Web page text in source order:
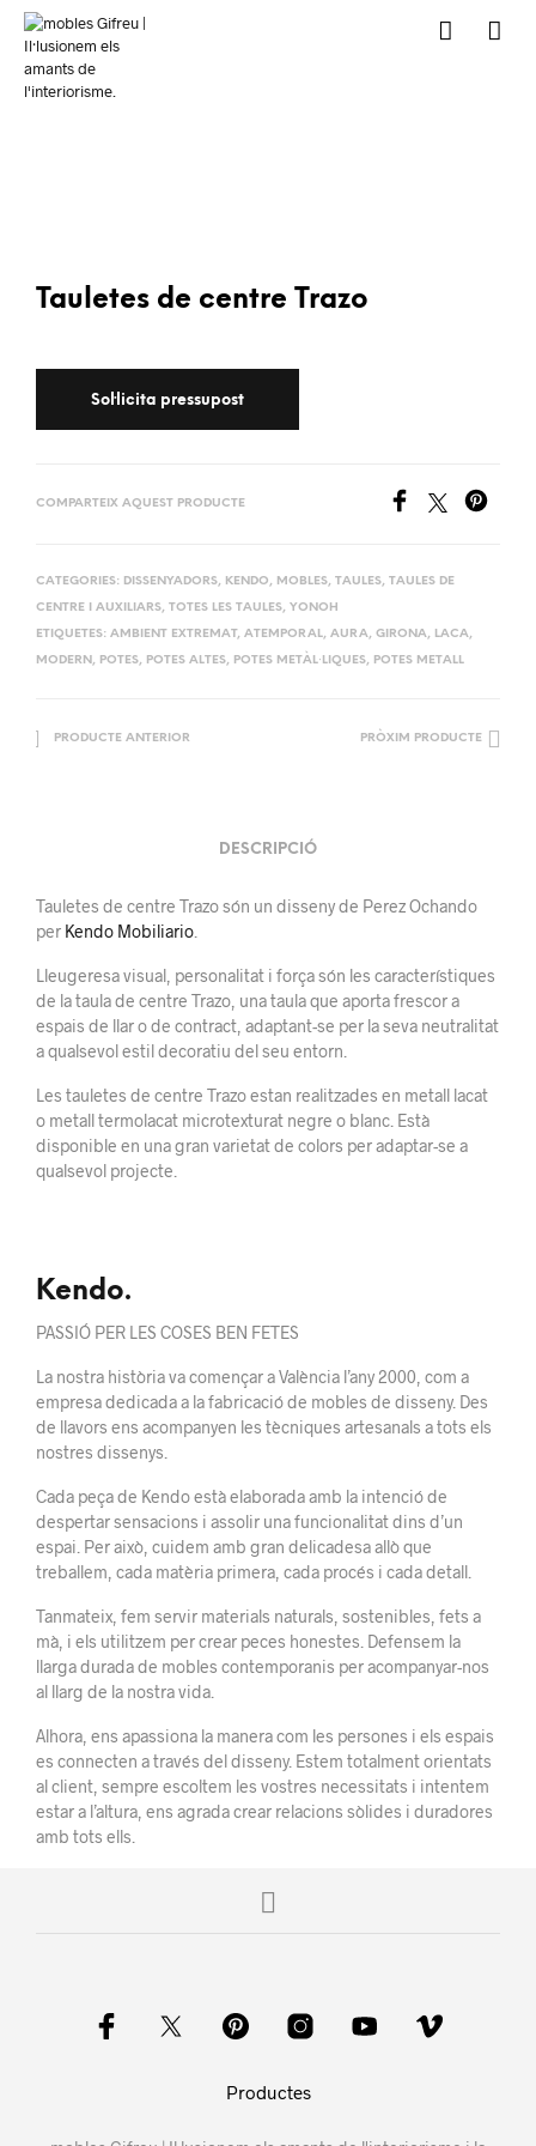
Tauletes de centre Trazo
COMPARTEIX AQUEST PRODUCTE
CATEGORIES: DISSENYADORS, KENDO, MOBLES, TAULES, TAULES DE
CENTRE I AUXILIARS, TOTES LES TAULES, YONOH
ETIQUETES: AMBIENT EXTREMAT, ATEMPORAL, AURA, GIRONA, LACA,
MODERN , POTES, POTES ALTES, POTES METÀL·LIQUES, POTES METALL
PRODUCTE ANTERIOR PRÒXIM PRODUCTE
DESCRIPCIÓ
Tauletes de centre Trazo són un disseny de Perez Ochando
per Kendo Mobiliario
Lleugeresa visual, personalitat i força són les característiques
de la taula de centre Trazo, una taula que aporta frescor a
espais de llar o de contract, adaptant-se per la seva neutralitat
a qualsevol estil decoratiu del seu entorn.
Les tauletes de centre Trazo estan realitzades en metall lacat
o metall termolacat microtexturat negre o blanc. Està
disponible en una gran varietat de colors per adaptar-se a
qualsevol projecte.
Kendo.
PASSIÓ PER LES COSES BEN FETES
La nostra història va començar a València l’any 2000, com a
empresa dedicada a la fabricació de mobles de disseny. Des
de llavors ens acompanyen les tècniques artesanals a tots els
nostres dissenys.
Cada peça de Kendo està elaborada amb la intenció de
despertar sensacions i assolir una funcionalitat dins d’un
espai. Per això, cuidem amb gran delicadesa allò que
treballem, cada matèria primera, cada procés i cada detall.
Tanmateix, fem servir materials naturals, sostenibles, fets a
mà, i els utilitzem per crear peces honestes. Defensem la
llarga durada de mobles contemporanis per acompanyar-nos
al llarg de la nostra vida.
Alhora, ens apassiona la manera com les persones i els espais
es connecten a través del disseny. Estem totalment orientats
al client, sempre escoltem les vostres necessitats i intentem
estar a l’altura, ens agrada crear relacions sòlides i duradores
amb tots ells.
Productes